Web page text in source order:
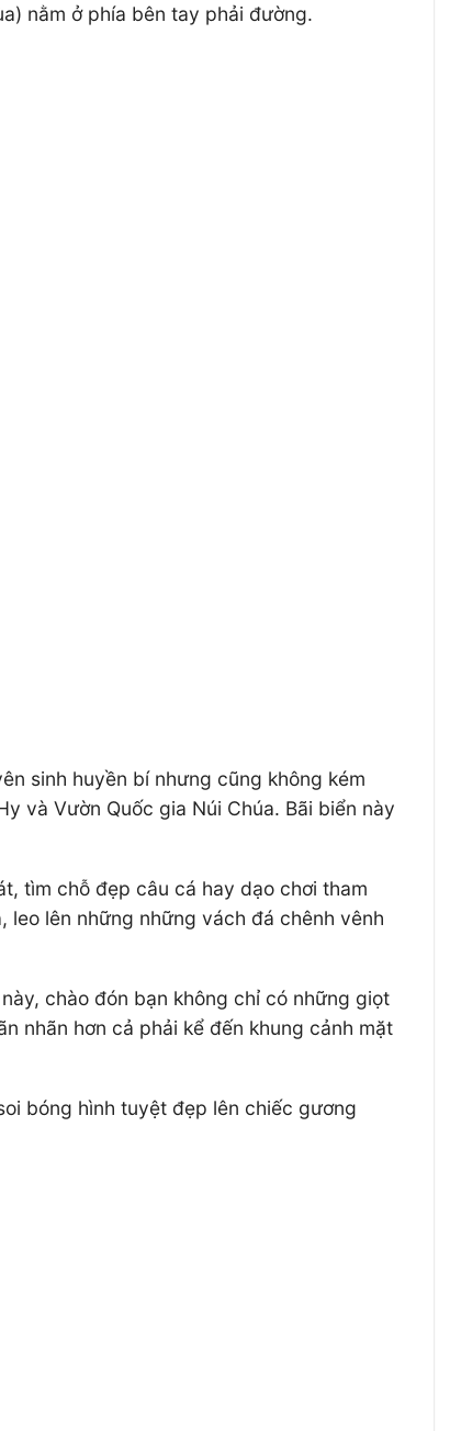
nằm ở phía bên tay phải đường.
sinh huyền bí nhưng cũng không kém
và Vườn Quốc gia Núi Chúa. Bãi biển này
tìm chỗ đẹp câu cá hay dạo chơi tham
lên những những vách đá chênh vênh
chào đón bạn không chỉ có những giọt
nhãn hơn cả phải kể đến khung cảnh mặt
bóng hình tuyệt đẹp lên chiếc gương